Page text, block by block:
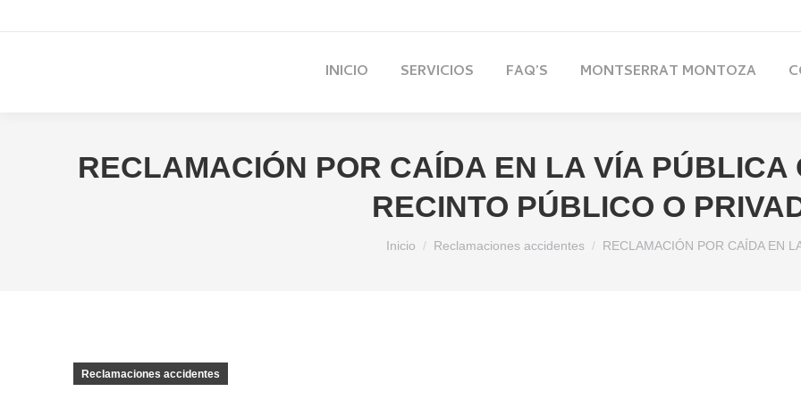
INICIO SERVICIOS FAQ’S MONTSERRAT MONTOZA
RECLAMACIÓN POR CAÍDA EN LA VÍA PÚBLICA
RECINTO PÚBLICO O
Estás aquí:
Inicio Reclamaciones accidentes RECLAMACIÓN POR CAÍDA EN
Reclamaciones accidentes